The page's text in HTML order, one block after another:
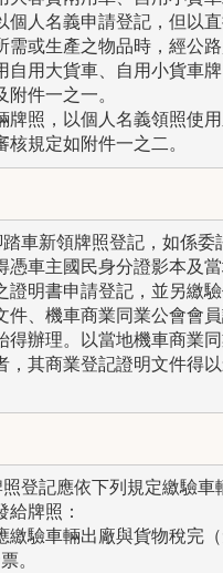
人名義申請登記，但以
或生產之物品時，經公
用大貨車、自用小貨車
件一之一。
照，以個人名義領照使
規定如附件一之二。
車新領牌照登記，如係委
車主國民身分證影本及
明書申請登記，並另繳
、機車商業同業公會會
辦理。以當地機車商業
其商業登記證明文件得
登記應依下列規定繳驗車
牌照：
驗車輛出廠與貨物稅完
。